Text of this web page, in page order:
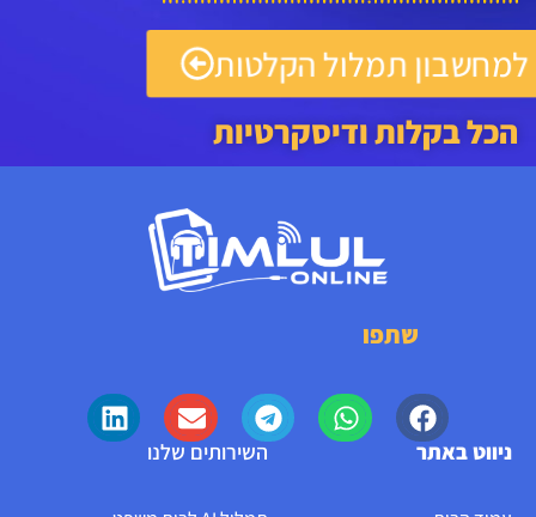
למחשבון תמלול הקלטות
הכל בקלות ודיסקרטיות
שתפו
ניווט באתר השירותים שלנו